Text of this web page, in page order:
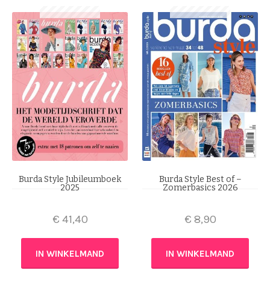
Burda Style Jubileumboek
2025
€ 41,40
IN WINKELMAND
Burda Style Best of –
Zomerbasics 2026
€ 8,90
IN WINKELMAND